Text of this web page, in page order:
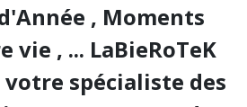
, Moments
, ... LaBieRoTeK
votre spécialiste des